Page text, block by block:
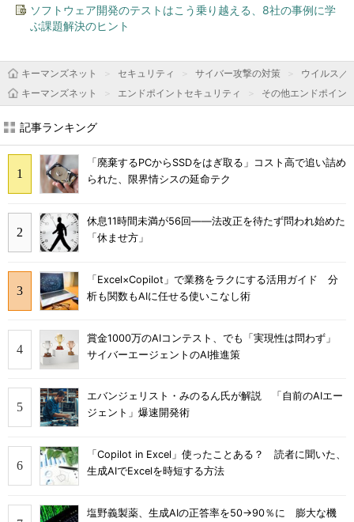
ソフトウェア開発のテストはこう乗り越える、8社の事例に学
ぶ課題解決のヒント
キーマンズネット セキュリティ サイバー攻撃の対策
ウイルス／
キーマンズネット
エンドポイントセキュリティ その他エンドポイン
記事ランキング
「廃棄するPCからSSDをはぎ取る」コスト高で追い詰め
られた、限界情シスの延命テク
休息11時間未満が56回――法改正を待たず問われ始めた
「休ませ方」
「Excel×Copilot」で業務をラクにする活用ガイド 分
析も関数もAIに任せる使いこなし術
賞金1000万のAIコンテスト、でも「実現性は問わず」
サイバーエージェントのAI推進策
エバンジェリスト・みのるん氏が解説 「自前のAIエー
ジェント」爆速開発術
「Copilot in Excel」使ったことある？ 読者に聞いた、
生成AIでExcelを時短する方法
塩野義製薬、生成AIの正答率を50→90％に 膨大な機